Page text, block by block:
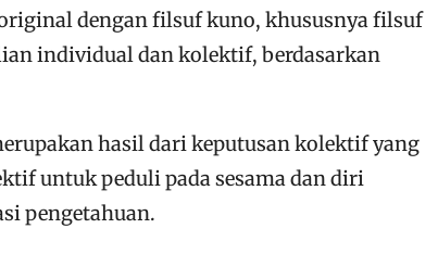
dengan filsuf kuno, khususnya filsuf
individual dan kolektif, berdasarkan
hasil dari keputusan kolektif yang
untuk peduli pada sesama dan diri
pengetahuan.